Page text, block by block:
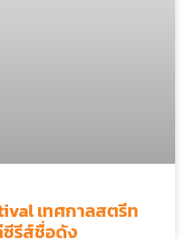
เทศกาลสตรีท
รีส์ชื่อดัง